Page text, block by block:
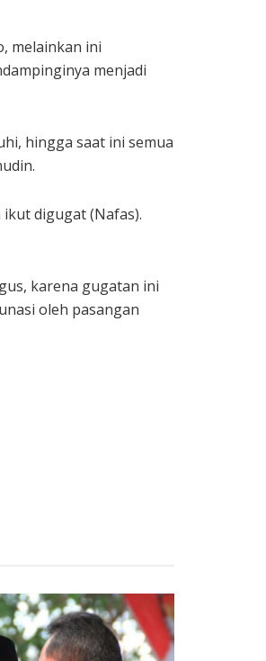
melainkan ini
menjadi
hingga saat ini semua
digugat (Nafas).
karena gugatan ini
oleh pasangan